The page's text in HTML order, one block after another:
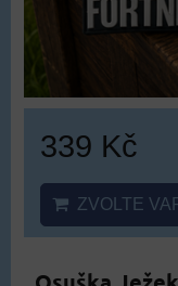
339 Kč
ZVOLTE